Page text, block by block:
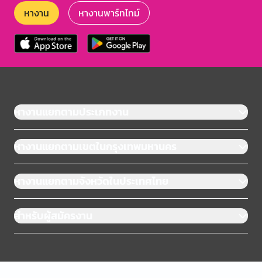
หางาน หางานพาร์ทไทม์
หางานแยกตามประเภทงาน
หางานแยกตามเขตในกรุงเทพมหานคร
หางานแยกตามจังหวัดในประเทศไทย
สำหรับผู้สมัครงาน